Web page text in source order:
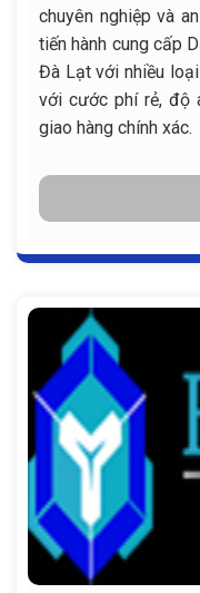
chuyên nghiệp và
tiến hành cung cấp
Đà Lạt với nhiều
với cước phí rẻ, độ
giao hàng chính xác.